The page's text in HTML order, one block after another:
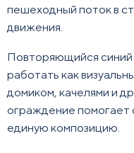
пешеходный поток в
движения.
Повторяющийся
работать как
домиком, качелями и
ограждение помогает
единую композицию.